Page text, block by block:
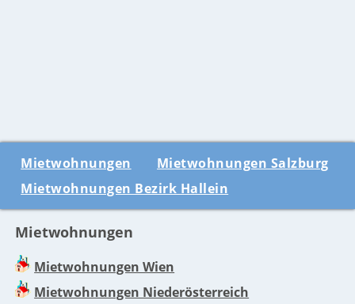
Mietwohnungen
Mietwohnungen Salzburg
Mietwohnungen Bezirk Hallein
Mietwohnungen
Mietwohnungen Wien
Mietwohnungen Niederösterreich